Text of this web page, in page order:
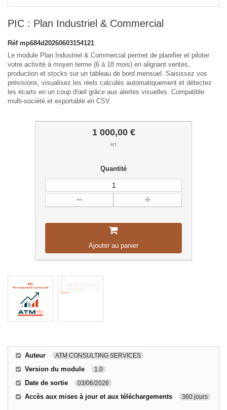
PIC : Plan Industriel & Commercial
Réf mp684d20260603154121
Le module Plan Industriel & Commercial permet de planifier et piloter
votre activité à moyen terme (6 à 18 mois) en alignant ventes,
production et stocks sur un tableau de bord mensuel. Saisissez vos
prévisions, visualisez les réels calculés automatiquement et détectez
les écarts en un coup d'œil grâce aux alertes visuelles. Compatible
multi-société et exportable en CSV.
1 000,00 €
HT
Quantité
Ajouter au panier
Auteur ATM CONSULTING SERVICES
Version du module 1.0
Date de sortie 03/06/2026
Accès aux mises à jour et aux téléchargements 360 jours